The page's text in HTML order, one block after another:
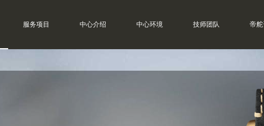
服务项目 中心介绍 中心环境 技师团队 帝